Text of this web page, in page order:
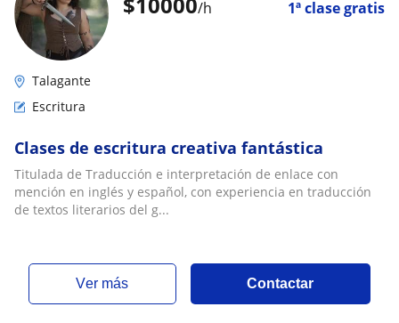
/h 1ª clase gratis
Talagante
Escritura
Clases de escritura creativa fantástica
Titulada de Traducción e interpretación de enlace con
mención en inglés y español, con experiencia en traducción
de textos literarios del g...
ver más Contactar